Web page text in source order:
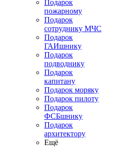
Подарок
пожарному
Подарок
сотруднику МЧС
Подарок
ГАИшнику
Подарок
подводнику
Подарок
капитану
Подарок моряку
Подарок пилоту
Подарок
ФСБшнику
Подарок
архитектору
Ещё